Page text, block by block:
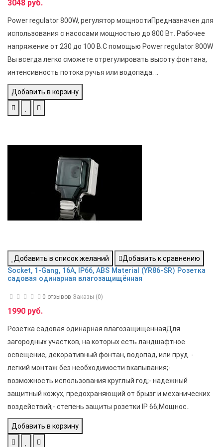
Розетка уличная влагозащищенная iIP65 - самый надежный
класс. Обеспечивает безопасность даже при самых
обильных и продолжительных контактах с водой.
По способу управления
блоками розеток
дистанционное на пульте
Основные требования к
уличным розеткам
В настоящее время выпускается множество разновидностей
садовых розеток, отличающихся по конструкции,
параметрам, способам установки, степенью защиты,
таком разнообразии сложно даже специалисту, не говоря
уже о потребителе, который далёк от электричества, но
хочет иметь его на своём участке. Именно для этих целей
специалисты компании отобрали самые качественные и
востребованные блоки уличных розеток, которые
Главное, что нужно учитывать при выборе кроме параметров,
таких как номинальное напряжение и мощность нагрузки –
это класс влагозащиты. Обычно он указывается в
технической документации на конкретную розетку или на
уличный блок розеток. Обозначается класс защищённости
буквами IP – International Protection, т. е. международная
защита, и двумя цифрами, первая из которых обозначает
уровень защиты от пыли, а вторая – от воды.
3048 руб.
Power regulator 800W, регулятор мощностиПредназначен для
использования с насосами мощностью до 800 Вт. Рабочее
напряжение от 230 до 100 В.С помощью Power regulator 800W
Вы всегда легко сможете отрегулировать высоту фонтана,
интенсивность потока ручья или водопада. ..
Добавить в корзину
Добавить в список желаний
Добавить к сравнению
Socket, 1-Gang, 16A, IP66, ABS Material (YR86-SR) Розетка
садовая одинарная влагозащищённая
0 отзывов Заказы (0)
1990 руб.
Розетка садовая одинарная влагозащищеннаяДля
загородных участков, на которых есть ландшафтное
освещение, декоративный фонтан, водопад, или пруд. -
легкий монтаж без необходимости вкапывания;-
возможность использования круглый год;- надежный
защитный кожух, предохраняющий от брызг и механических
воздействий;- степень защиты розетки IP 66;Мощнос..
Добавить в корзину